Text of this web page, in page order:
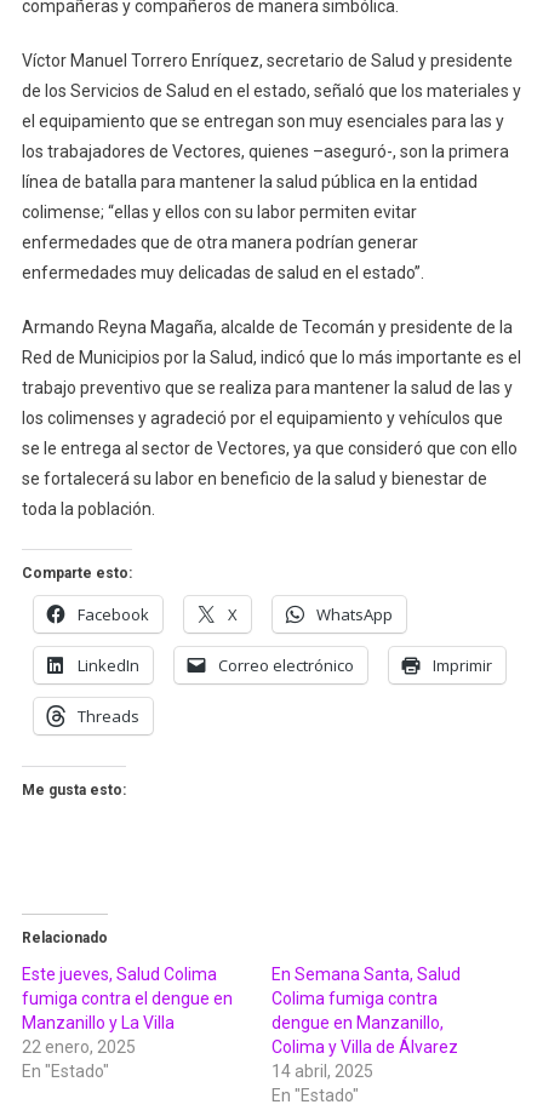
compañeras y compañeros de manera simbólica.
Víctor Manuel Torrero Enríquez, secretario de Salud y presidente
de los Servicios de Salud en el estado, señaló que los materiales y
el equipamiento que se entregan son muy esenciales para las y
los trabajadores de Vectores, quienes –aseguró-, son la primera
línea de batalla para mantener la salud pública en la entidad
colimense; “ellas y ellos con su labor permiten evitar
enfermedades que de otra manera podrían generar
enfermedades muy delicadas de salud en el estado”.
Armando Reyna Magaña, alcalde de Tecomán y presidente de la
Red de Municipios por la Salud, indicó que lo más importante es el
trabajo preventivo que se realiza para mantener la salud de las y
los colimenses y agradeció por el equipamiento y vehículos que
se le entrega al sector de Vectores, ya que consideró que con ello
se fortalecerá su labor en beneficio de la salud y bienestar de
toda la población.
Comparte esto:
Facebook X WhatsApp
LinkedIn Correo electrónico Imprimir
Threads
Me gusta esto:
Relacionado
Este jueves, Salud Colima
fumiga contra el dengue en
Manzanillo y La Villa
22 enero, 2025
En "Estado"
En Semana Santa, Salud
Colima fumiga contra
dengue en Manzanillo,
Colima y Villa de Álvarez
14 abril, 2025
En "Estado"